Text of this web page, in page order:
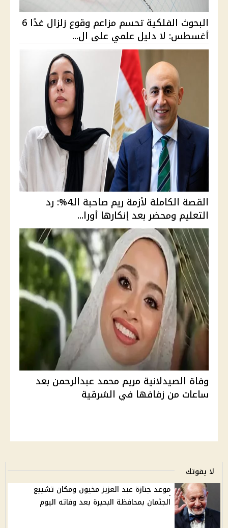
البحوث الفلكية تحسم مزاعم وقوع زلزال غدًا 6
أغسطس: لا دليل علمي على ال...
القصة الكاملة لأزمة ريم صاحبة الـ4%: رد
التعليم ومحضر بعد إنكارها أورا...
وفاة الصيدلانية مريم محمد عبدالرحمن بعد
ساعات من زفافها في الشرقية
لا يفوتك
موعد جنازة عبد العزيز مخيون ومكان تشييع
الجثمان بمحافظة البحيرة بعد وفاته اليوم